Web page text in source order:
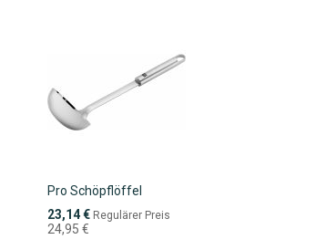
Pro Schöpflöffel
Sonderpreis
23,14 € Regulärer Preis
24,95 €